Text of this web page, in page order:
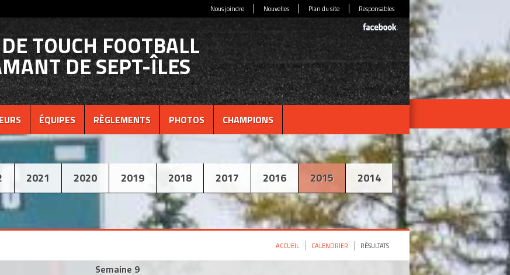
Nous joindre Nouvelles Plan du site Responsables
TOUCH FOOTBALL
DE SEPT-ÎLES
ÉQUIPES RÈGLEMENTS PHOTOS CHAMPIONS
2021 2020 2019 2018 2017 2016 2015
2014
ACCUEIL CALENDRIER RÉSULTATS
Semaine 9